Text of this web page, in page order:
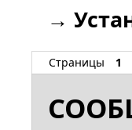
→
Страницы 1